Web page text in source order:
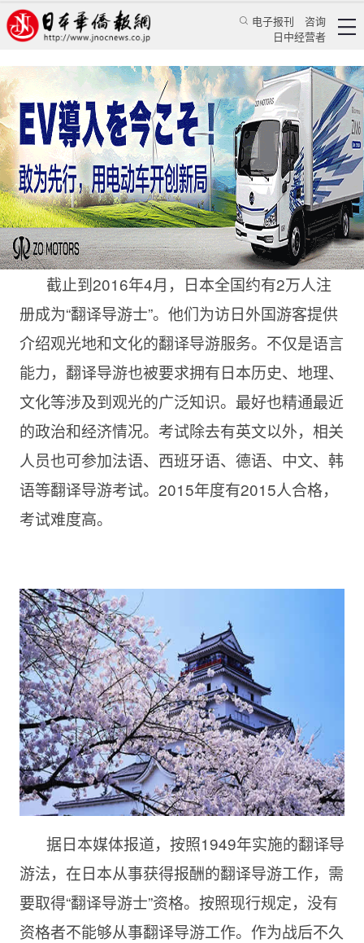
电子报刊
咨询
日中经营者
日本“翻译导游士”注册者约2万人 集中在大城市
兰君 华人新闻 经贸活动
日本华侨报网 2016/9/18 12:24:21
截止到2016年4月，日本全国约有2万人注
册成为“翻译导游士”。他们为访日外国游客提供
介绍观光地和文化的翻译导游服务。不仅是语言
能力，翻译导游也被要求拥有日本历史、地理、
文化等涉及到观光的广泛知识。最好也精通最近
的政治和经济情况。考试除去有英文以外，相关
人员也可参加法语、西班牙语、德语、中文、韩
语等翻译导游考试。2015年度有2015人合格，
考试难度高。
据日本媒体报道，按照1949年实施的翻译导
游法，在日本从事获得报酬的翻译导游工作，需
要取得“翻译导游士”资格。按照现行规定，没有
资格者不能够从事翻译导游工作。作为战后不久